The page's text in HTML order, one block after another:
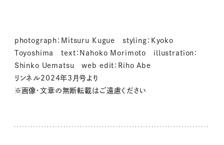
photograph：Mitsuru Kugue styling：Kyoko
Toyoshima text：Nahoko Morimoto illustration：
Shinko Uematsu web edit：Riho Abe
リンネル2024年3月号より
※画像・文章の無断転載はご遠慮ください